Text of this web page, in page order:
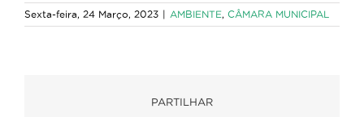
Sexta-feira, 24 Março, 2023 | AMBIENTE, CÂMARA MUNICIPAL
PARTILHAR